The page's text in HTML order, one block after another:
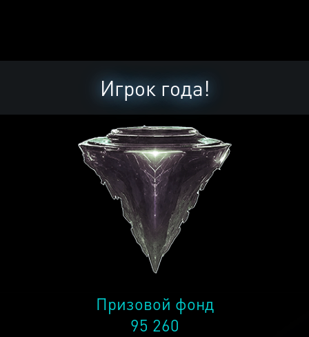
Игрок года!
Призовой фонд
95 260